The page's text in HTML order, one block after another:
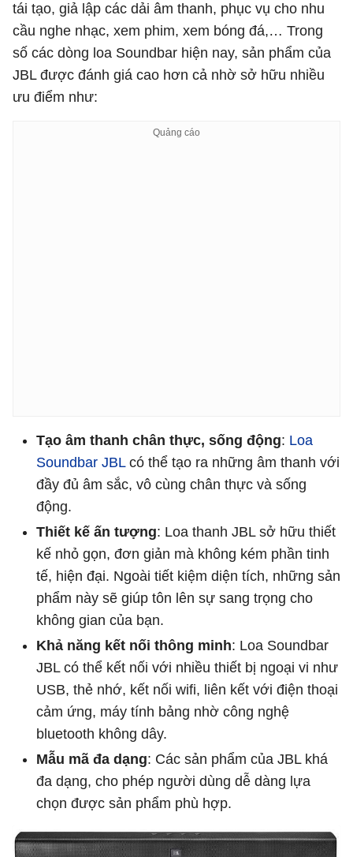
tái tạo, giả lập các dải âm thanh, phục vụ cho nhu
cầu nghe nhạc, xem phim, xem bóng đá,… Trong
số các dòng loa Soundbar hiện nay, sản phẩm của
JBL được đánh giá cao hơn cả nhờ sở hữu nhiều
ưu điểm như:
Tạo âm thanh chân thực, sống động: Loa
Soundbar JBLcó thể tạo ra những âm thanh với
đầy đủ âm sắc, vô cùng chân thực và sống
động.
Thiết kế ấn tượng: Loa thanh JBL sở hữu thiết
kế nhỏ gọn, đơn giản mà không kém phần tinh
tế, hiện đại. Ngoài tiết kiệm diện tích, những sản
phẩm này sẽ giúp tôn lên sự sang trọng cho
không gian của bạn.
Khả năng kết nối thông minh: Loa Soundbar
JBL có thể kết nối với nhiều thiết bị ngoại vi như
USB, thẻ nhớ, kết nối wifi, liên kết với điện thoại
cảm ứng, máy tính bảng nhờ công nghệ
bluetooth không dây.
Mẫu mã đa dạng: Các sản phẩm của JBL khá
đa dạng, cho phép người dùng dễ dàng lựa
chọn được sản phẩm phù hợp.